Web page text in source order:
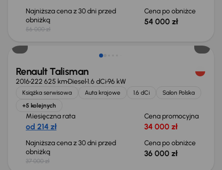
Najniższa cena z 30 dni przed
obniżką
56 000 zł
Cena po obniżce
54 000 zł
Taniej o 1 000 zł
Renault Talisman
2016222 625 kmDiesel1.6 dCi96 kW
Książka serwisowa Auta krajowe 1.6 dCi
Salon Polska
+5 kolejnych
Miesięczna rata
od 214 zł
Cena promocyjna
34 000 zł
Najniższa cena z 30 dni przed
obniżką
37 000 zł
Cena po obniżce
36 000 zł
Możliwość odliczenia VAT